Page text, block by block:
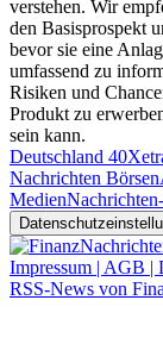
verstehen. Wir
den Basisprospekt
bevor sie eine
umfassend zu
Risiken und
Produkt zu
sein kann.
Deutschland 40
Nachrichten Börsen
Medien
Impressum | AGB |
RSS-News von